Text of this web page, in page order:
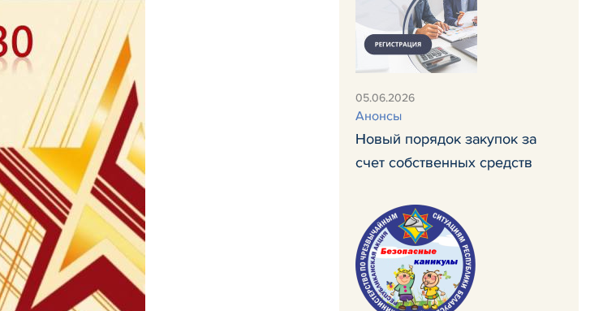
05.06.2026
Анонсы
Новый порядок закупок за
счет собственных средств